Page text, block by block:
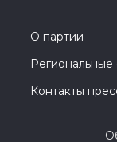
О партии
Региональные
Контакты